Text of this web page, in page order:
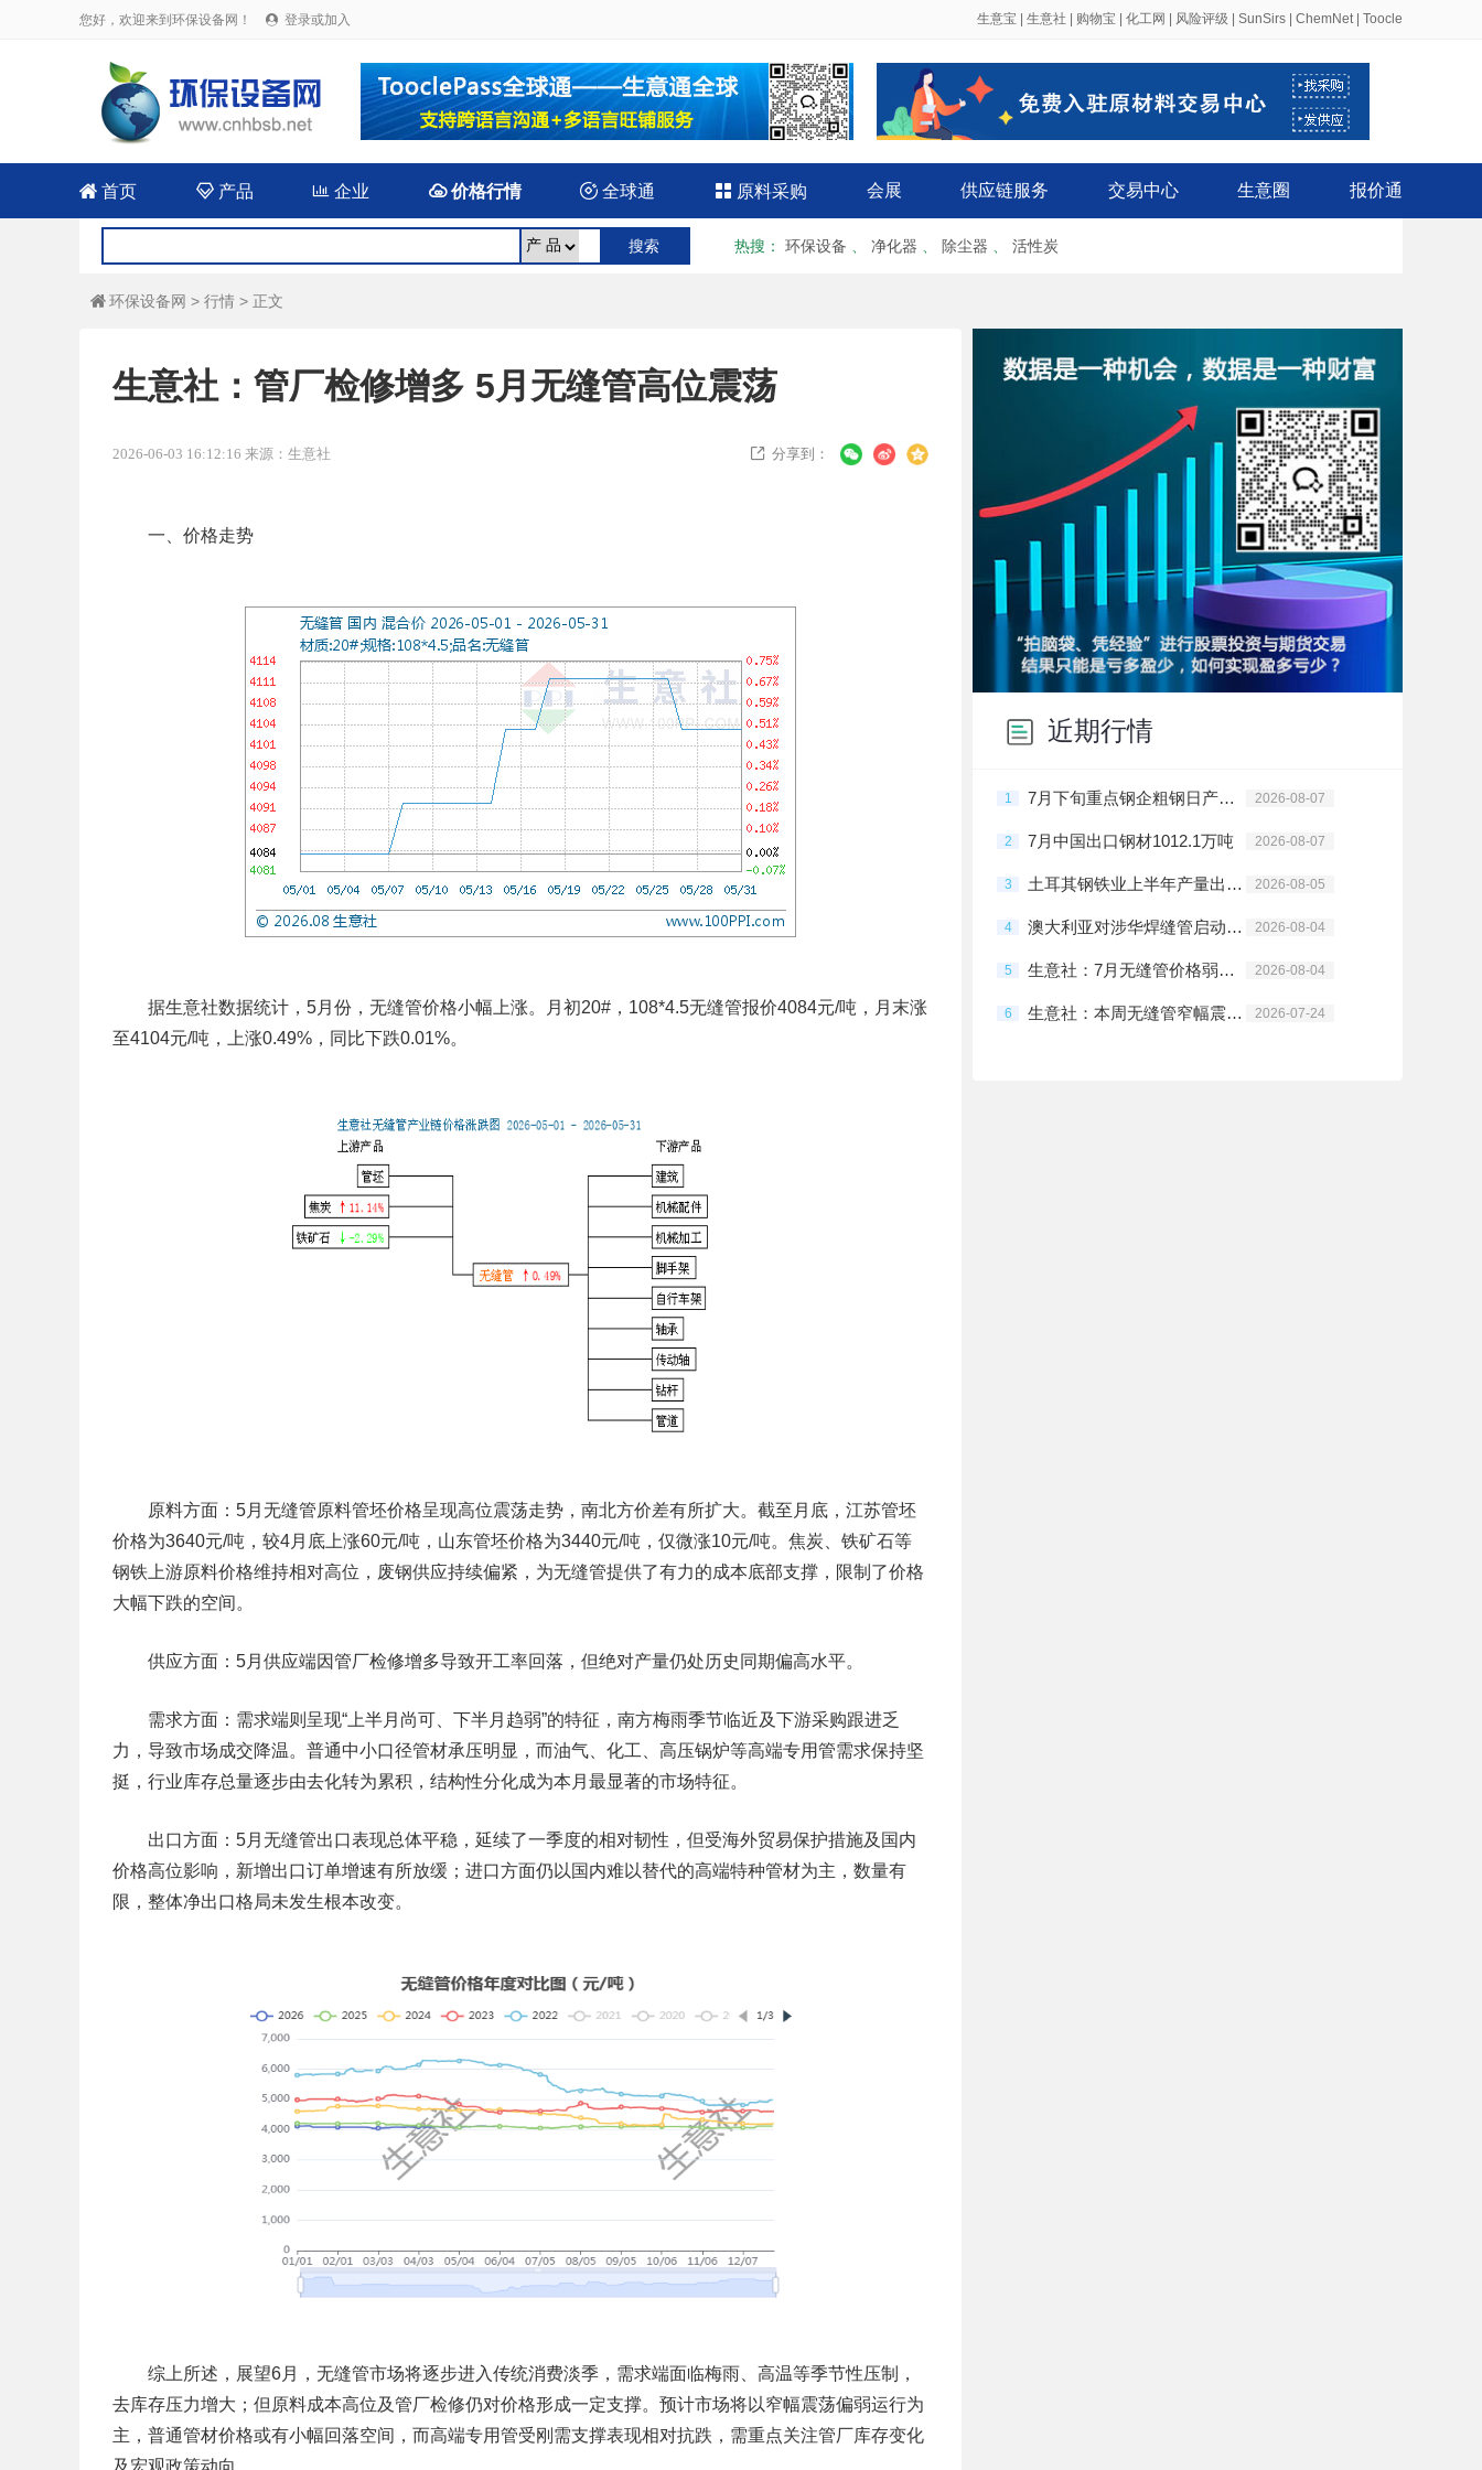
您好，欢迎来到环保设备网！  登录或加入 生意宝 生意社 购物宝 化工网 风险评级 SunSirs ChemNet| Toocle
 首页 产品  企业 价格行情  全球通  原料采购 会展 供应链服务 交易中心 生意圈 报价通
热搜 ： 环保设备 净化器 除尘器 活性炭
 环保设备网 > 行情 > 正文
生意社：管厂检修增多 5月无缝管高位震荡
2026-06-03 16:12:16 来源：生意社  分享到：
一、价格走势
据生意社数据统计，5月份，无缝管价格小幅上涨。月初20#，108*4.5无缝管报价4084元/吨，月末涨
至4104元/吨，上涨0.49%，同比下跌0.01%。
原料方面： 5月无缝管原料管坯价格呈现高位震荡走势，南北方价差有所扩大。截至月底，江苏管坯
价格为3640元/吨，较4月底上涨60元/吨，山东管坯价格为3440元/吨，仅微涨10元/吨。焦炭、铁矿石等
钢铁上游原料价格维持相对高位，废钢供应持续偏紧，为无缝管提供了有力的成本底部支撑，限制了价格
大幅下跌的空间。
供应方面： 5月供应端因管厂检修增多导致开工率回落，但绝对产量仍处历史同期偏高水平。
需求方面： 需求端则呈现“上半月尚可、下半月趋弱”的特征，南方梅雨季节临近及下游采购跟进乏
力，导致市场成交降温。普通中小口径管材承压明显，而油气、化工、高压锅炉等高端专用管需求保持坚
挺，行业库存总量逐步由去化转为累积，结构性分化成为本月最显著的市场特征。
出口方面： 5月无缝管出口表现总体平稳，延续了一季度的相对韧性，但受海外贸易保护措施及国内
价格高位影响，新增出口订单增速有所放缓；进口方面仍以国内难以替代的高端特种管材为主，数量有
限，整体净出口格局未发生根本改变。
综上所述， 展望6月，无缝管市场将逐步进入传统消费淡季，需求端面临梅雨、高温等季节性压制，
去库存压力增大；但原料成本高位及管厂检修仍对价格形成一定支撑。预计市场将以窄幅震荡偏弱运行为
主，普通管材价格或有小幅回落空间，而高端专用管受刚需支撑表现相对抗跌，需重点关注管厂库存变化
及宏观政策动向。
近期行情
1 7月下旬重点钢企粗钢日产回落 2026-08-07
2 7月中国出口钢材1012.1万吨 2026-08-07
3 土耳其钢铁业上半年产量出口双增 2026-08-05
4 澳大利亚对涉华焊缝管启动第三次双反日落复审调查 2026-08-04
5 生意社：7月无缝管价格弱势下跌 2026-08-04
6 生意社：本周无缝管窄幅震荡（7.20-7.24） 2026-07-24